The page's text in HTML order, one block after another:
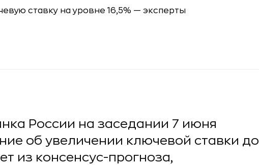
России на заседании 7 июня
об увеличении ключевой ставки до
из консенсус-прогноза,